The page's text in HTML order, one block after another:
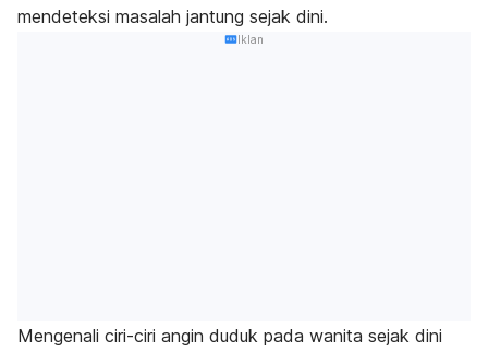
mendeteksi masalah jantung sejak dini.
Iklan
Mengenali ciri-ciri angin duduk pada wanita sejak dini